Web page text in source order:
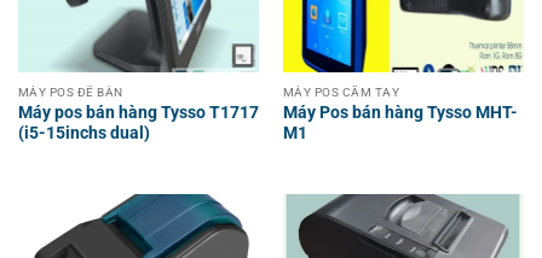
MÁY POS ĐỂ BÀN
Máy pos bán hàng Tysso T1717
(i5-15inchs dual)
MÁY POS CẦM TAY
Máy Pos bán hàng Tysso MHT-
M1